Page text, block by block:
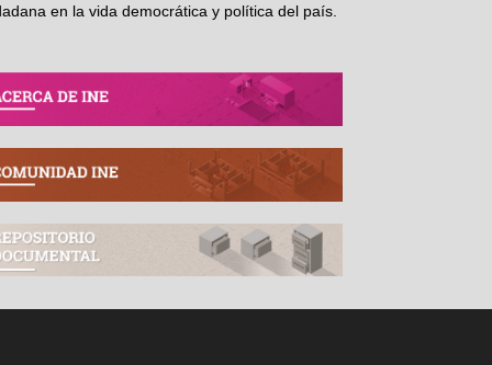
en la vida democrática y política del país.